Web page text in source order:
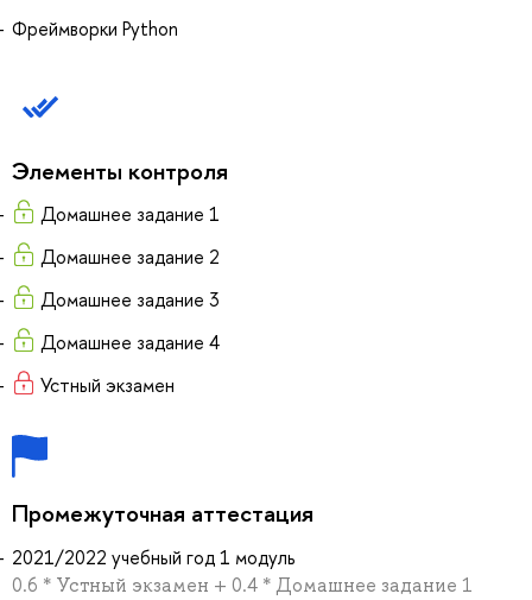
Фреймворки Python
Элементы контроля
Домашнее задание 1
Домашнее задание 2
Домашнее задание 3
Домашнее задание 4
Устный экзамен
Промежуточная аттестация
2021/2022 учебный год 1 модуль
0.6 * Устный экзамен + 0.4 * Домашнее задание 1